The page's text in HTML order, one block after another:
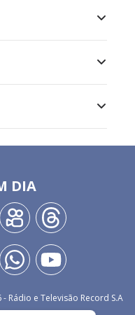
DIA
- Rádio e Televisão Record S.A